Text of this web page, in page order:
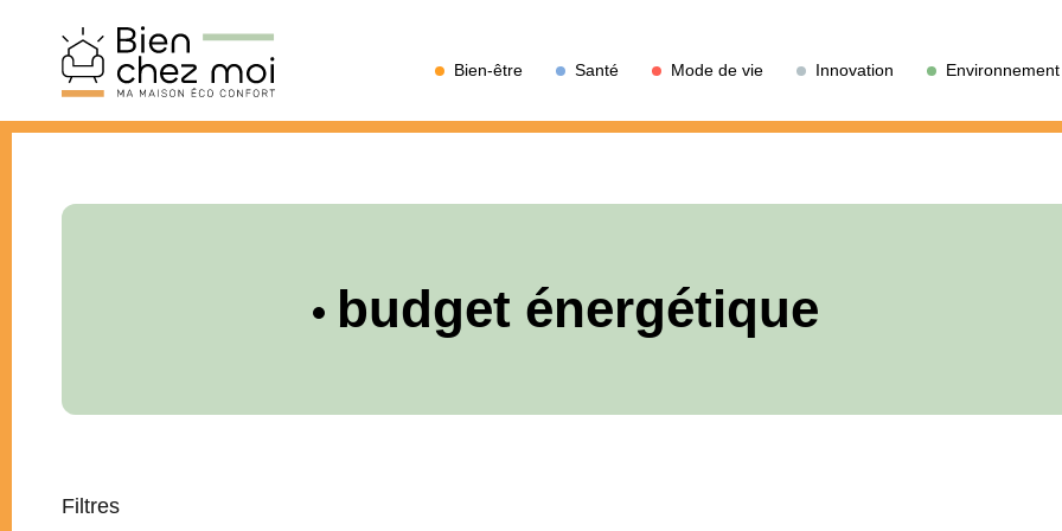
Bien-être Santé Mode de vie Innovation Environnement
budget énergétique
Filtres